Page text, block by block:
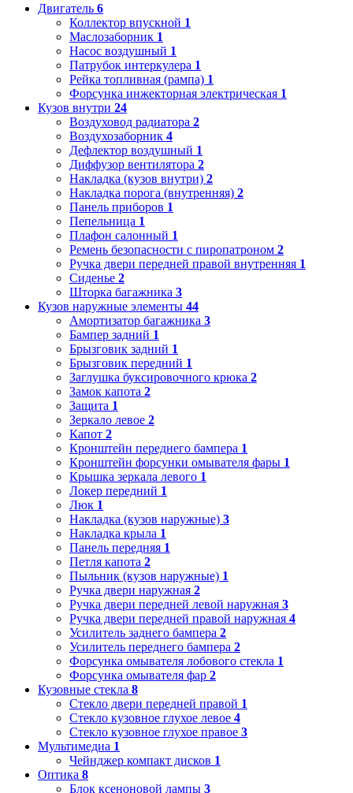
Двигатель 6
Коллектор впускной 1
Маслозаборник 1
Насос воздушный 1
Патрубок интеркулера 1
Рейка топливная (рампа) 1
Форсунка инжекторная электрическая 1
Кузов внутри 24
Воздуховод радиатора 2
Воздухозаборник 4
Дефлектор воздушный 1
Диффузор вентилятора 2
Накладка (кузов внутри) 2
Накладка порога (внутренняя) 2
Панель приборов 1
Пепельница 1
Плафон салонный 1
Ремень безопасности с пиропатроном 2
Ручка двери передней правой внутренняя 1
Сиденье 2
Шторка багажника 3
Кузов наружные элементы 44
Амортизатор багажника 3
Бампер задний 1
Брызговик задний 1
Брызговик передний 1
Заглушка буксировочного крюка 2
Замок капота 2
Защита 1
Зеркало левое 2
Капот 2
Кронштейн переднего бампера 1
Кронштейн форсунки омывателя фары 1
Крышка зеркала левого 1
Локер передний 1
Люк 1
Накладка (кузов наружные) 3
Накладка крыла 1
Панель передняя 1
Петля капота 2
Пыльник (кузов наружные) 1
Ручка двери наружная 2
Ручка двери передней левой наружная 3
Ручка двери передней правой наружная 4
Усилитель заднего бампера 2
Усилитель переднего бампера 2
Форсунка омывателя лобового стекла 1
Форсунка омывателя фар 2
Кузовные стекла 8
Стекло двери передней правой 1
Стекло кузовное глухое левое 4
Стекло кузовное глухое правое 3
Мультимедиа 1
Чейнджер компакт дисков 1
Оптика 8
Блок ксеноновой лампы 3